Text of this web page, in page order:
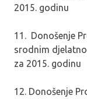
2015. godinu
11. Donošenje
srodnim
za 2015. godinu
12. Donošenje